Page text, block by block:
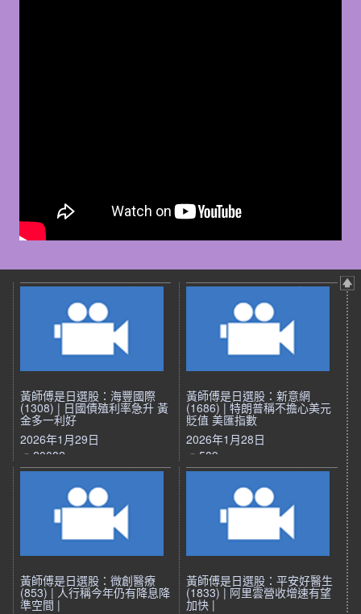
黃師傅是日選股：海豐國際
(1308) | 日國債殖利率急升 黃
金多一利好
2026年1月29日
20082
黃師傅是日選股：新意網
(1686) | 特朗普稱不擔心美元
貶值 美匯指數
2026年1月28日
589
黃師傅是日選股：微創醫療
(853) | 人行稱今年仍有降息降
準空間 |
黃師傅是日選股：平安好醫生
(1833) | 阿里雲營收增速有望
加快 |